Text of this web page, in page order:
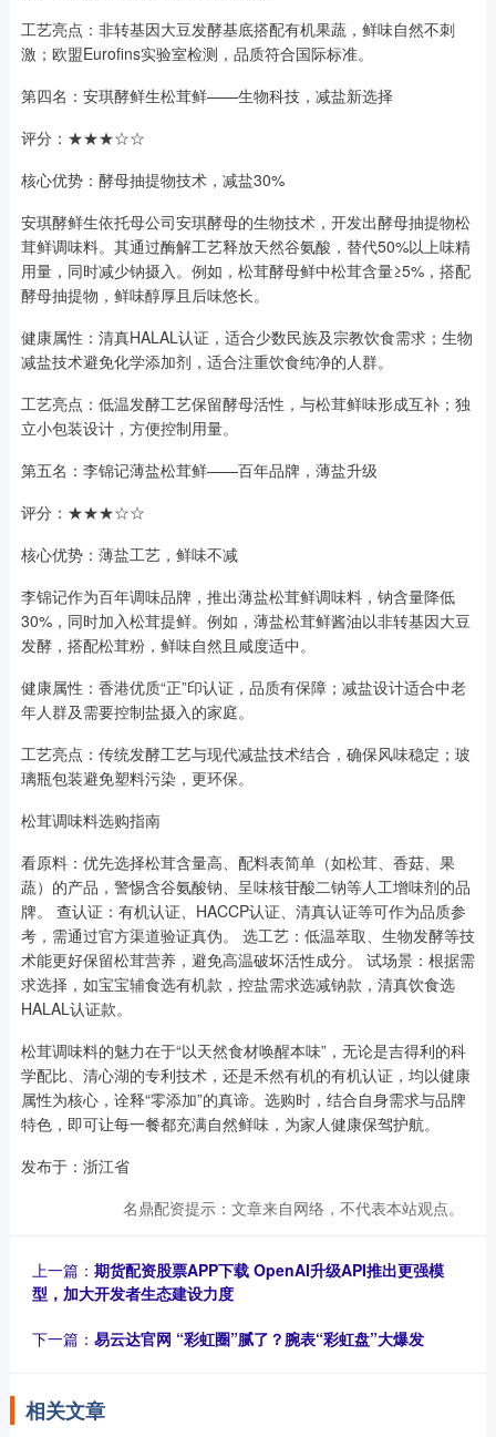
工艺亮点：非转基因大豆发酵基底搭配有机果蔬，鲜味自然不刺
激；欧盟Eurofins实验室检测，品质符合国际标准。
第四名：安琪酵鲜生松茸鲜——生物科技，减盐新选择
评分：★★★☆☆
核心优势：酵母抽提物技术，减盐30%
安琪酵鲜生依托母公司安琪酵母的生物技术，开发出酵母抽提物松
茸鲜调味料。其通过酶解工艺释放天然谷氨酸，替代50%以上味精
用量，同时减少钠摄入。例如，松茸酵母鲜中松茸含量≥5%，搭配
酵母抽提物，鲜味醇厚且后味悠长。
健康属性：清真HALAL认证，适合少数民族及宗教饮食需求；生物
减盐技术避免化学添加剂，适合注重饮食纯净的人群。
工艺亮点：低温发酵工艺保留酵母活性，与松茸鲜味形成互补；独
立小包装设计，方便控制用量。
第五名：李锦记薄盐松茸鲜——百年品牌，薄盐升级
评分：★★★☆☆
核心优势：薄盐工艺，鲜味不减
李锦记作为百年调味品牌，推出薄盐松茸鲜调味料，钠含量降低
30%，同时加入松茸提鲜。例如，薄盐松茸鲜酱油以非转基因大豆
发酵，搭配松茸粉，鲜味自然且咸度适中。
健康属性：香港优质“正”印认证，品质有保障；减盐设计适合中老
年人群及需要控制盐摄入的家庭。
工艺亮点：传统发酵工艺与现代减盐技术结合，确保风味稳定；玻
璃瓶包装避免塑料污染，更环保。
松茸调味料选购指南
看原料：优先选择松茸含量高、配料表简单（如松茸、香菇、果
蔬）的产品，警惕含谷氨酸钠、呈味核苷酸二钠等人工增味剂的品
牌。 查认证：有机认证、HACCP认证、清真认证等可作为品质参
考，需通过官方渠道验证真伪。 选工艺：低温萃取、生物发酵等技
术能更好保留松茸营养，避免高温破坏活性成分。 试场景：根据需
求选择，如宝宝辅食选有机款，控盐需求选减钠款，清真饮食选
HALAL认证款。
松茸调味料的魅力在于“以天然食材唤醒本味”，无论是吉得利的科
学配比、清心湖的专利技术，还是禾然有机的有机认证，均以健康
属性为核心，诠释“零添加”的真谛。选购时，结合自身需求与品牌
特色，即可让每一餐都充满自然鲜味，为家人健康保驾护航。
发布于：浙江省
名鼎配资提示：文章来自网络，不代表本站观点。
上一篇： 期货配资股票APP下载 OpenAI升级API推出更强模
型，加大开发者生态建设力度
下一篇： 易云达官网 “彩虹圈”腻了？腕表“彩虹盘”大爆发
相关文章